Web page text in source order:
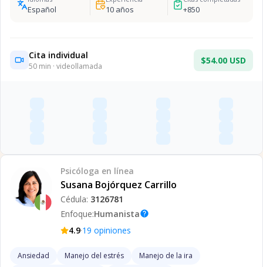
Español 10años +850
Cita individual
50 min · videollamada
$54.00 USD
Psicóloga en línea
Susana Bojórquez Carrillo
Cédula: 3126781
Enfoque:Humanistahelp
4.9·19 opiniones
Ansiedad Manejo del estrés
Manejo de la ira